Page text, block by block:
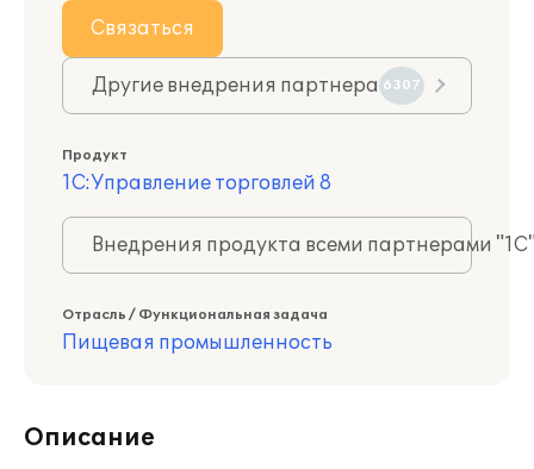
Связаться
Другие внедрения партнера 6307
Продукт
1С:Управление торговлей 8
Внедрения продукта всеми партнерами
Отрасль / Функциональная задача
Пищевая промышленность
Описание